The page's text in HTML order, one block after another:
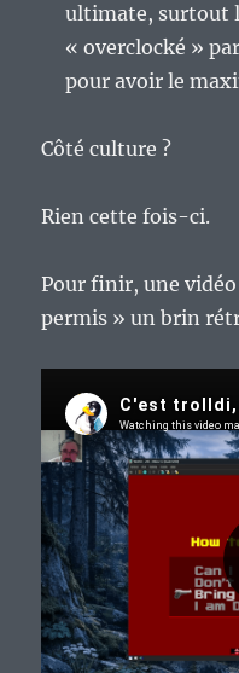
ultimate, surtout
« overclocké »
pour avoir le
Côté culture ?
Rien cette fois-ci.
Pour finir, une vidéo
permis » un brin